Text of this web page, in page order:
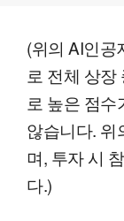
(위의 AI인공
로 전체 상
로 높은 점
않습니다. 위
며, 투자 시
다.)